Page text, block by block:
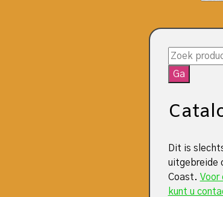
Zoeken
naar:
Ga
Dit is
uitgebreide
Coast. Voor
kunt u